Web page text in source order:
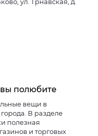
полюбите
вещи в
В разделе
полезная
и торговых